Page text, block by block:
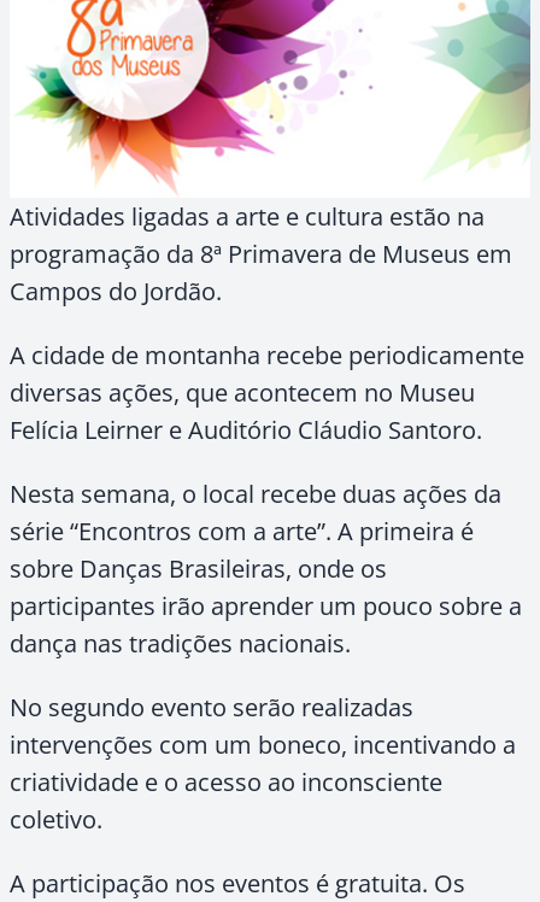
Atividades ligadas a arte e cultura estão na
programação da 8ª Primavera de Museus em
Campos do Jordão.
A cidade de montanha recebe periodicamente
diversas ações, que acontecem no Museu
Felícia Leirner e Auditório Cláudio Santoro.
Nesta semana, o local recebe duas ações da
série “Encontros com a arte”. A primeira é
sobre Danças Brasileiras, onde os
participantes irão aprender um pouco sobre a
dança nas tradições nacionais.
No segundo evento serão realizadas
intervenções com um boneco, incentivando a
criatividade e o acesso ao inconsciente
coletivo.
A participação nos eventos é gratuita. Os